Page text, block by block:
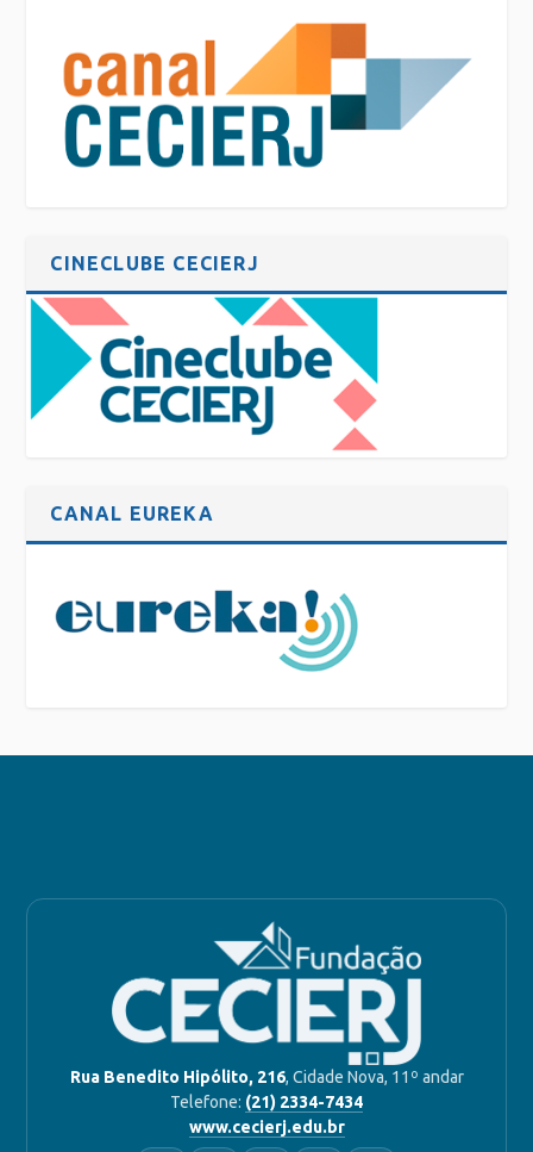
CINECLUBE CECIERJ
CANAL EUREKA
Rua Benedito Hipólito, 216, Cidade Nova, 11º andar
Telefone: (21) 2334-7434
www.cecierj.edu.br